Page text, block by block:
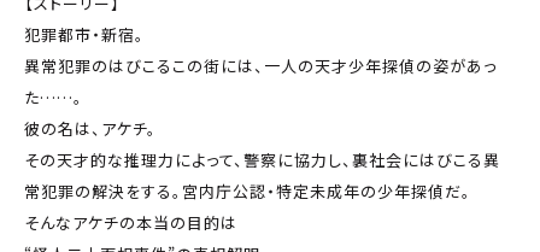
犯罪都市・新宿。
異常犯罪のはびこるこの街には、一人の天才少年探偵の姿があっ
た……。
彼の名は、アケチ。
その天才的な推理力によって、警察に協力し、裏社会にはびこる異
常犯罪の解決をする。宮内庁公認・特定未成年の少年探偵だ。
そんなアケチの本当の目的は